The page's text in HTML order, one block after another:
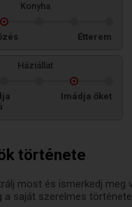
története
most és ismerkedj meg
a saját szerelmes
Konyha
Étterem
Háziállat
Imádja őket